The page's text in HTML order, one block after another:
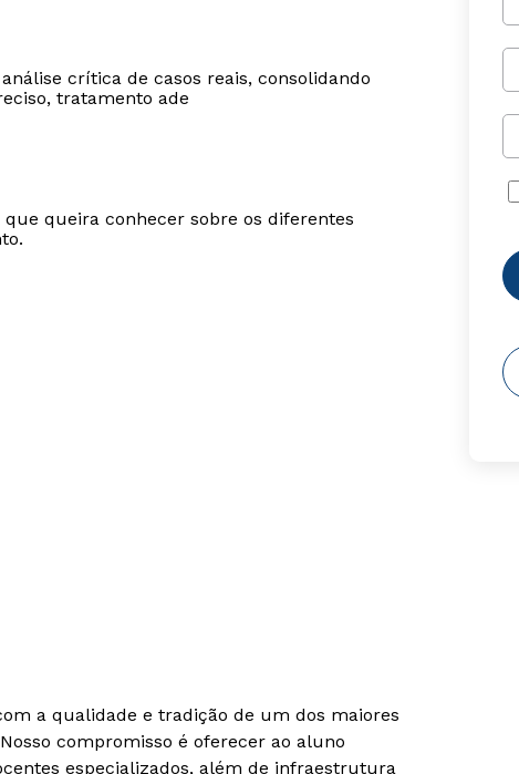
crítica de casos reais, consolidando
tratamento ade
queira conhecer sobre os diferentes
a qualidade e tradição de um dos maiores
compromisso é oferecer ao aluno
especializados, além de infraestrutura